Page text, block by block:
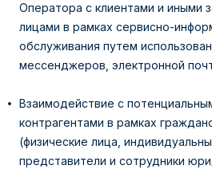
Оператора с клиентами и иными
лицами в рамках сервисно-
обслуживания путем
мессенджеров, электронной
Взаимодействие с
контрагентами в рамках
(физические лица,
представители и сотрудники